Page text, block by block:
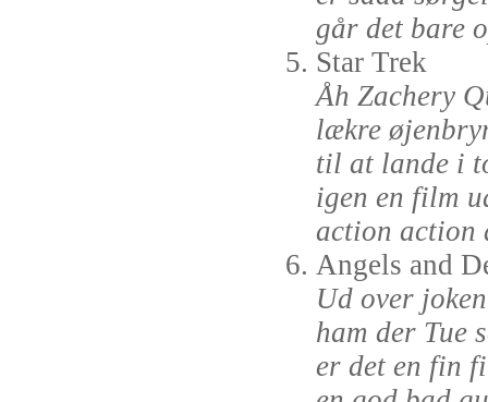
går det bare
Star Trek
Åh Zachery
lækre
til at lande i
igen en film
action action
Angels and
Ud over
ham der Tue
er det en fin